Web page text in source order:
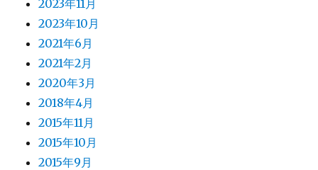
2023年11月
2023年10月
2021年6月
2021年2月
2020年3月
2018年4月
2015年11月
2015年10月
2015年9月